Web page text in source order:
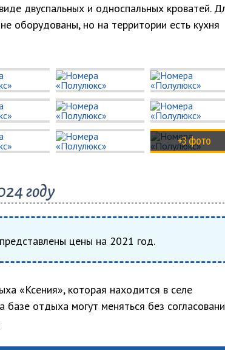
двуспальных и односпальных кроватей.
оборудованы, но на территории есть кухня
+3 фото
году
цены на 2021 год.
«Ксения», которая находится в селе
отдыха могут меняться без